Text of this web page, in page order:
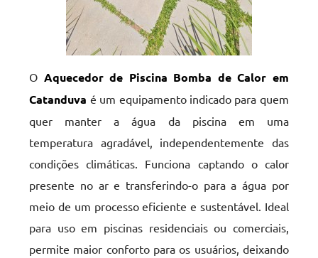
O Aquecedor de Piscina Bomba de Calor em
Catanduva é um equipamento indicado para quem
quer manter a água da piscina em uma
temperatura agradável, independentemente das
condições climáticas. Funciona captando o calor
presente no ar e transferindo-o para a água por
meio de um processo eficiente e sustentável. Ideal
para uso em piscinas residenciais ou comerciais,
permite maior conforto para os usuários, deixando